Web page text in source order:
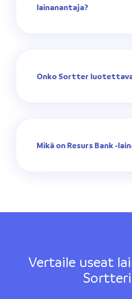
lainanantaja?
Onko Sortter
Mikä on Resurs Bank -
Vertaile useat